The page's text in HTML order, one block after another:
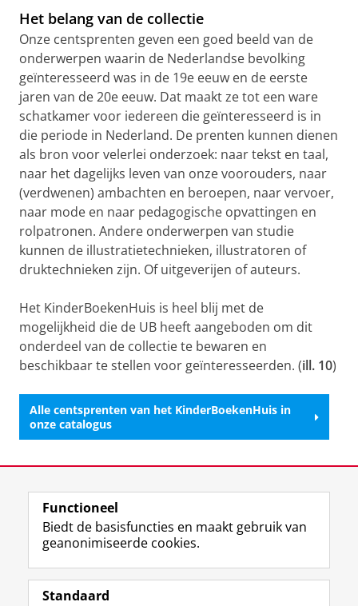
Het belang van de collectie
Onze centsprenten geven een goed beeld van de
onderwerpen waarin de Nederlandse bevolking
geïnteresseerd was in de 19e eeuw en de eerste
jaren van de 20e eeuw. Dat maakt ze tot een ware
schatkamer voor iedereen die geïnteresseerd is in
die periode in Nederland. De prenten kunnen dienen
als bron voor velerlei onderzoek: naar tekst en taal,
naar het dagelijks leven van onze voorouders, naar
(verdwenen) ambachten en beroepen, naar vervoer,
naar mode en naar pedagogische opvattingen en
rolpatronen. Andere onderwerpen van studie
kunnen de illustratietechnieken, illustratoren of
druktechnieken zijn. Of uitgeverijen of auteurs.
Het KinderBoekenHuis is heel blij met de
mogelijkheid die de UB heeft aangeboden om dit
onderdeel van de collectie te bewaren en
beschikbaar te stellen voor geïnteresseerden. (ill. 10)
Alle centsprenten van het KinderBoekenHuis in
onze catalogus
View this page in:English
Volg ons op
M
a
I
n
Functioneel
Biedt de basisfuncties en maakt gebruik van
geanonimiseerde cookies.
Standaard